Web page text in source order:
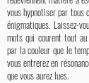
vous hypnotiser par tous
énigmatiques. Laissez-
mots qui courent tout
par la couleur que le
vous entrerez en
que vous aurez lues.